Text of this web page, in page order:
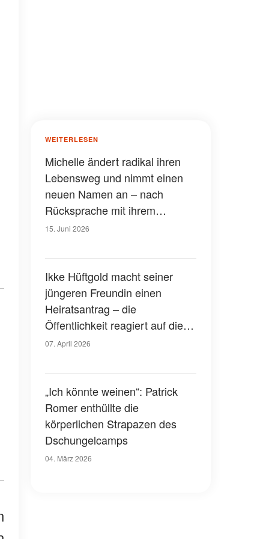
WEITERLESEN
Michelle ändert radikal ihren
Lebensweg und nimmt einen
neuen Namen an – nach
Rücksprache mit ihrem
„geistigen Team"
15. Juni 2026
Ikke Hüftgold macht seiner
jüngeren Freundin einen
Heiratsantrag – die
Öffentlichkeit reagiert auf die
Verlobung in Paris
07. April 2026
„Ich könnte weinen“: Patrick
Romer enthüllte die
körperlichen Strapazen des
Dschungelcamps
04. März 2026